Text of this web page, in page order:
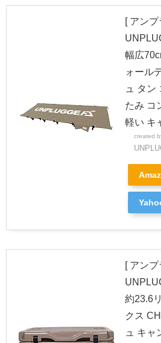
[ アン
幅広
ォール
ュ タン
たみ コ
軽い キ
created
[ アン
約23.6
クス
ュ キャ